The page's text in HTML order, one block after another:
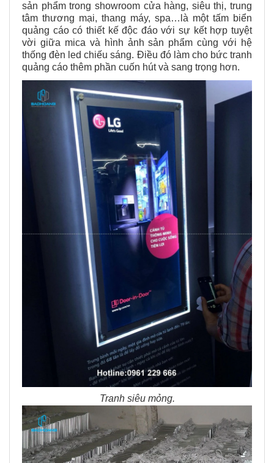
sản phẩm trong showroom cửa hàng, siêu thị, trung
tâm thương mại, thang máy, spa…là một tấm biển
quảng cáo có thiết kế độc đáo với sự kết hợp tuyệt
vời giữa mica và hình ảnh sản phẩm cùng với hệ
thống đèn led chiếu sáng. Điều đó làm cho bức tranh
quảng cáo thêm phần cuốn hút và sang trọng hơn.
Tranh siêu mỏng.